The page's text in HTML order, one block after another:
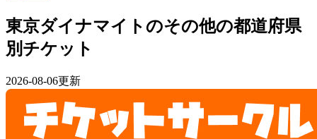
東京ダイナマイトのその他の都道府県
別チケット
2026-08-06更新